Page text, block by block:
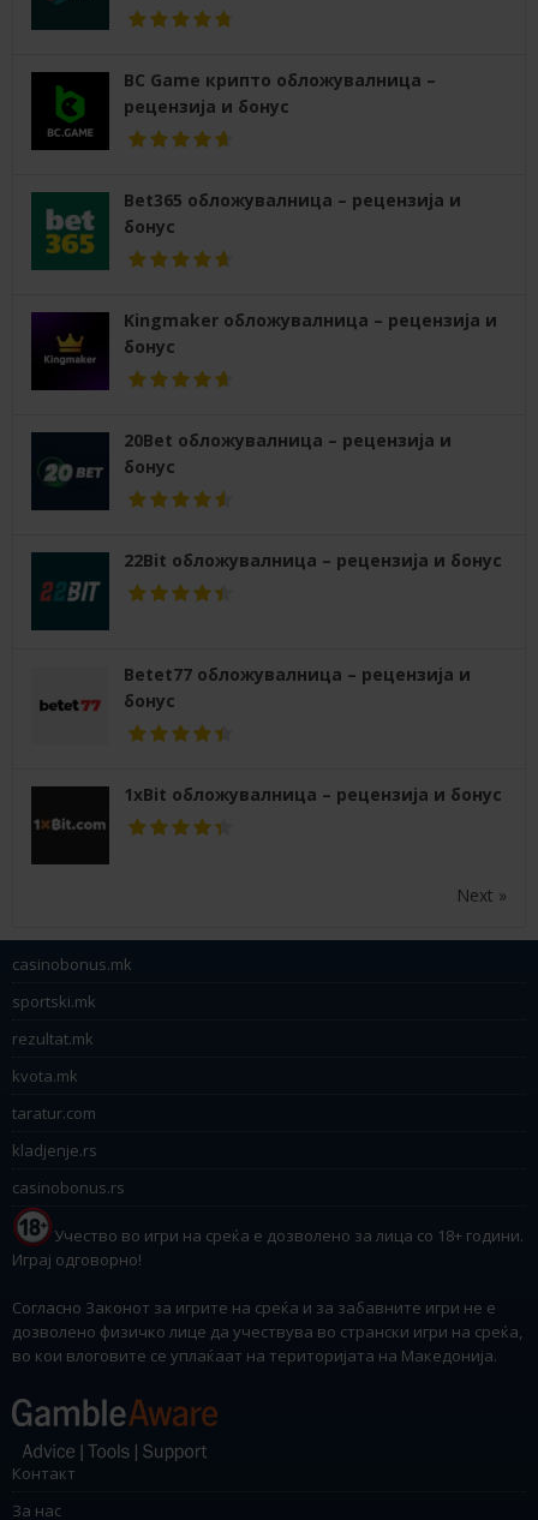
BC Game крипто обложувалница –
рецензија и бонус
Bet365 обложувалница – рецензија и
бонус
Kingmaker обложувалница – рецензија и
бонус
20Bet обложувалница – рецензија и
бонус
22Bit обложувалница – рецензија и бонус
Betet77 обложувалница – рецензија и
бонус
1xBit обложувалница – рецензија и бонус
Next »
casinobonus.mk
sportski.mk
rezultat.mk
kvota.mk
taratur.com
kladjenje.rs
casinobonus.rs
Учество во игри на среќа е дозволено за лица со 18+ години.
Играј одговорно!
Согласно Законот за игрите на среќа и за забавните игри не е
дозволено физичко лице да учествува во странски игри на среќа,
во кои влоговите се уплаќаат на територијата на Македонија.
Контакт
За нас